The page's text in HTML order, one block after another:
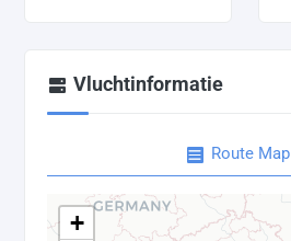
Vluchtinformatie
Route Map
+